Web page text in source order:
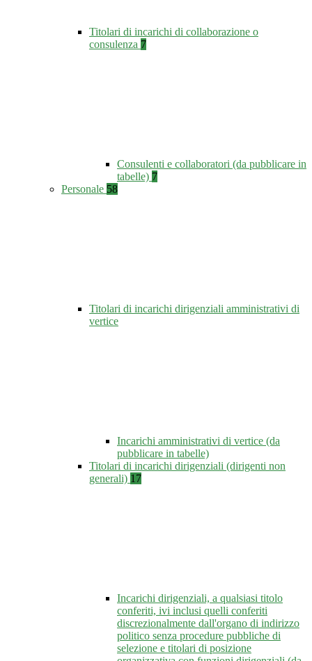
Titolari di incarichi di collaborazione o
consulenza 7
Consulenti e collaboratori (da pubblicare in
tabelle) 7
Personale 58
Titolari di incarichi dirigenziali amministrativi di
vertice
Incarichi amministrativi di vertice (da
pubblicare in tabelle)
Titolari di incarichi dirigenziali (dirigenti non
generali) 17
Incarichi dirigenziali, a qualsiasi titolo
conferiti, ivi inclusi quelli conferiti
discrezionalmente dall'organo di indirizzo
politico senza procedure pubbliche di
selezione e titolari di posizione